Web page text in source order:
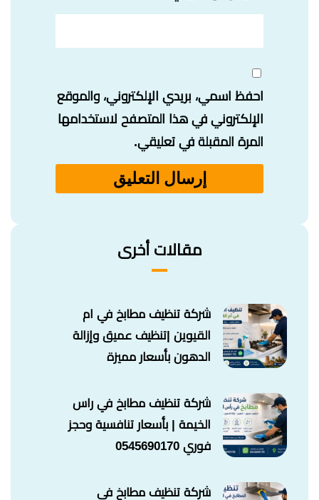
احفظ اسمي، بريدي الإلكتروني، والموقع
الإلكتروني في هذا المتصفح لاستخدامها
المرة المقبلة في تعليقي.
مقالات أخرى
شركة تنظيف مطابخ في ام
القيوين |تنظيف عميق وإزالة
الدهون بأسعار مميزة
شركة تنظيف مطابخ في راس
الخيمة | بأسعار تنافسية وحجز
فوري 0545690170
شركة تنظيف مطابخ في